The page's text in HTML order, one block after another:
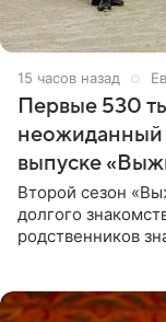
15 часов назад
Первые 530
неожиданный
выпуске
Второй сезон
долгого
родственников